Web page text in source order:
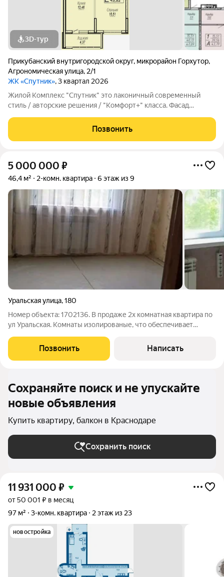
3D-тур
Прикубанский внутригородской округ, микрорайон Горхутор,
Агрономическая улица, 2/1
ЖК «Спутник», 3 квартал 2026
Жилой Комплекс "Спутник" это лаконичный современный
стиль / авторские решения / "Комфорт+" класса. Фасад
коричневый). Есть французское остекление балконов и
лоджий, которое визуально облегчает
Позвонить
5 000 000 ₽
46,4 м² 2-комн. квартира 6 этаж из 9
Уральская улица,180
Номер объекта: 1702136. В продаже 2х кoмнaтнaя квартира по
ул Уральская. Кoмнaты изoлиpoваные, что обeспeчиваeт
школы, МЭЦ и Созвездие (для детей), магазины Магнит,
Пятерочка, ТЦ Горизонт,
Позвонить Написать
Сохраняйте поиск и не упускайте
новые объявления
Купить квартиру, балкон в Краснодаре
Сохранить поиск
11 931 000 ₽
от 50 001 ₽ в месяц
97 м²
3-комн. квартира 2 этаж из 23
новостройка